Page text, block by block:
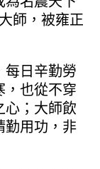
師，被雍正
每日辛勤勞
，也從不穿
心；大師飲
勤用功，非